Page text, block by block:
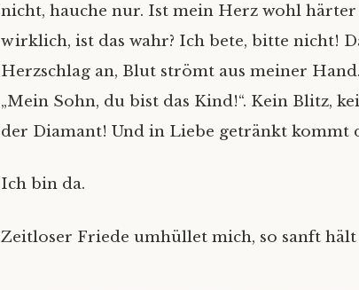
nicht, hauche nur. Ist mein Herz wohl härter
wirklich, ist das wahr? Ich bete, bitte nicht!
Herzschlag an, Blut strömt aus meiner
„Mein Sohn, du bist das Kind!“. Kein Blitz,
der Diamant! Und in Liebe getränkt kommt
Ich bin da.
Zeitloser Friede umhüllet mich, so sanft